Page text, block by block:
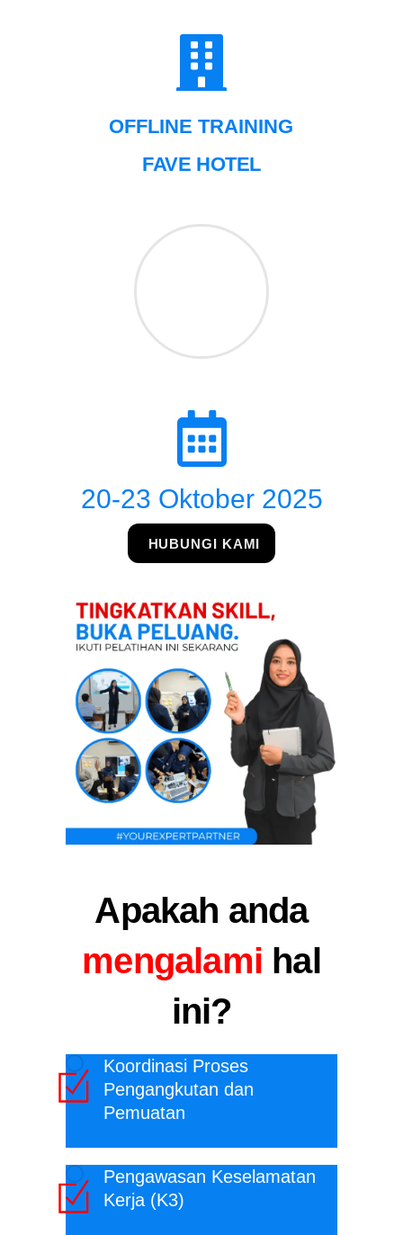
OFFLINE TRAINING
FAVE HOTEL
20-23 Oktober 2025
HUBUNGI KAMI
Apakah anda
mengalami hal
ini?
Koordinasi Proses
Pengangkutan dan
Pemuatan
Pengawasan Keselamatan
Kerja (K3)